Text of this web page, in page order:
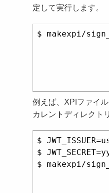
定して実行します。
$ makexpi/
例えば、XPIファイ
カレントディレクト
$
$
$ makexpi/